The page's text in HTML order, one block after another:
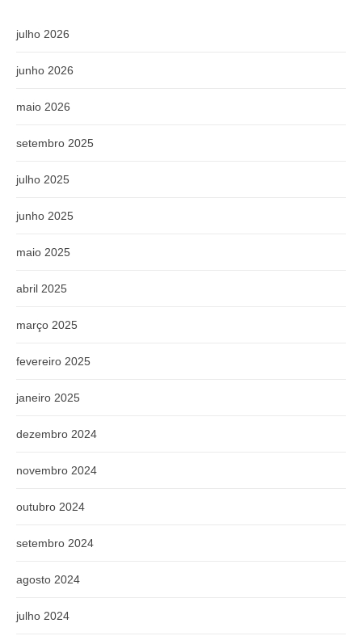
julho 2026
junho 2026
maio 2026
setembro 2025
julho 2025
junho 2025
maio 2025
abril 2025
março 2025
fevereiro 2025
janeiro 2025
dezembro 2024
novembro 2024
outubro 2024
setembro 2024
agosto 2024
julho 2024